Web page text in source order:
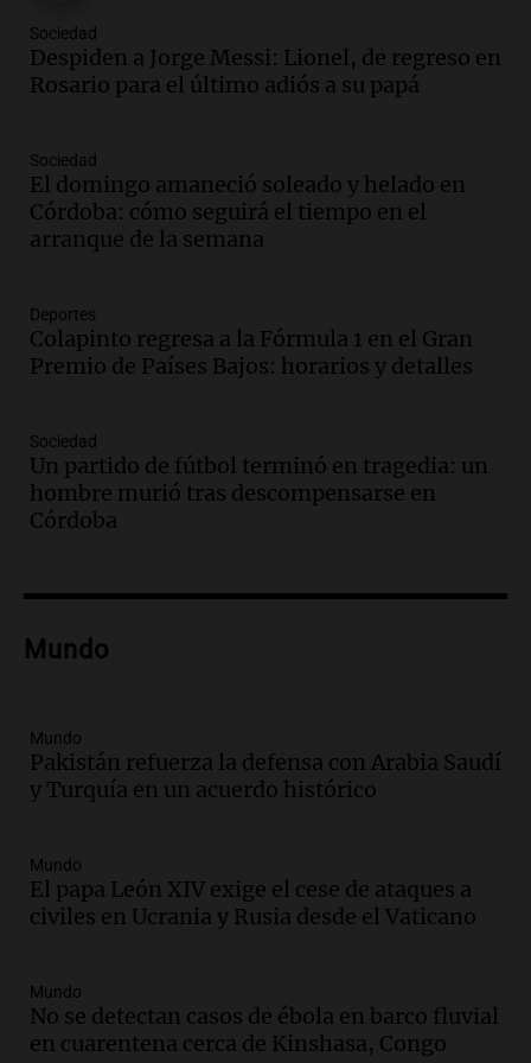
Audio. Tormentas y filtraciones: "El
agua entra por donde menos
Episodios
Audio.Nahuel Pennisi y la huella de
Mercedes Sosa: "La emoción es el filtro
máximo".
Audio.Orellana Lucca celebró su peña
de folclore en Córdoba
Episodios
Audio.Trágico accidente en Mendoza:
un muerto y varios heridos tras caída de
vehículos desde un puente
Episodios
y cinco heridos tras caer dos autos desde
Episodios
Audio.Messi llegará esta noche a
Rosario para acompañar a su familia
Episodios
Audio.Ley de Propiedad Privada: el revés
en el Congreso expuso una debilidad
Una mañana para todos
Episodios
Audio.Casabindo se prepara para una
Sociedad
Despiden a Jorge Messi: Lionel, de regreso en
Rosario para el último adiós a su papá
Sociedad
El domingo amaneció soleado y helado en
Córdoba: cómo seguirá el tiempo en el
arranque de la semana
Deportes
Colapinto regresa a la Fórmula 1 en el Gran
Premio de Países Bajos: horarios y detalles
Sociedad
Un partido de fútbol terminó en tragedia: un
hombre murió tras descompensarse en
Córdoba
Mundo
Mundo
Pakistán refuerza la defensa con Arabia Saudí
y Turquía en un acuerdo histórico
Mundo
El papa León XIV exige el cese de ataques a
civiles en Ucrania y Rusia desde el Vaticano
Mundo
No se detectan casos de ébola en barco fluvial
en cuarentena cerca de Kinshasa, Congo